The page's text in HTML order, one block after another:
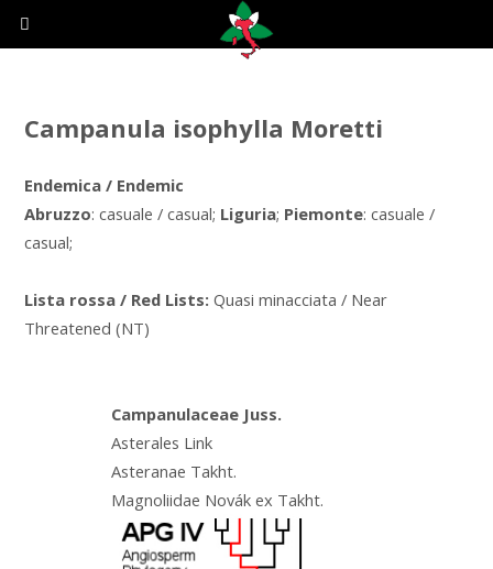
Campanula isophylla Moretti
Endemica / Endemic
Abruzzo: casuale / casual; Liguria; Piemonte: casuale /
casual;
Lista rossa / Red Lists: Quasi minacciata / Near
Threatened (NT)
Campanulaceae Juss.
Asterales Link
Asteranae Takht.
Magnoliidae Novák ex Takht.